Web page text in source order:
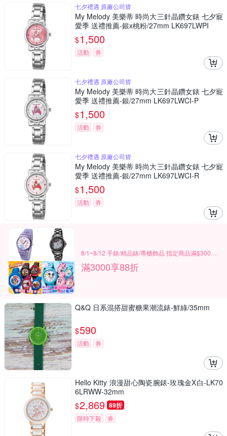
七夕禮遇 原廠公司貨
My Melody 美樂蒂 時尚大三針晶鑽女錶 七夕寵
愛季 送禮推薦-銀x桃粉/27mm LK697LWPI
$1,500
活動 券
七夕禮遇 原廠公司貨
My Melody 美樂蒂 時尚大三針晶鑽女錶 七夕寵
愛季 送禮推薦-銀/27mm LK697LWCI-P
$1,500
活動 券
七夕禮遇 原廠公司貨
My Melody 美樂蒂 時尚大三針晶鑽女錶 七夕寵
愛季 送禮推薦-銀/27mm LK697LWCI-R
$1,500
活動 券
滿3000享88折
Q&Q 日系混搭甜蜜糖果潮流錶-鮮綠/35mm
$590
活動 券
Hello Kitty 浪漫甜心陶瓷腕錶-玫瑰金X白-LK70
6LRWW-32mm
$2,869 89折
限時下殺 券